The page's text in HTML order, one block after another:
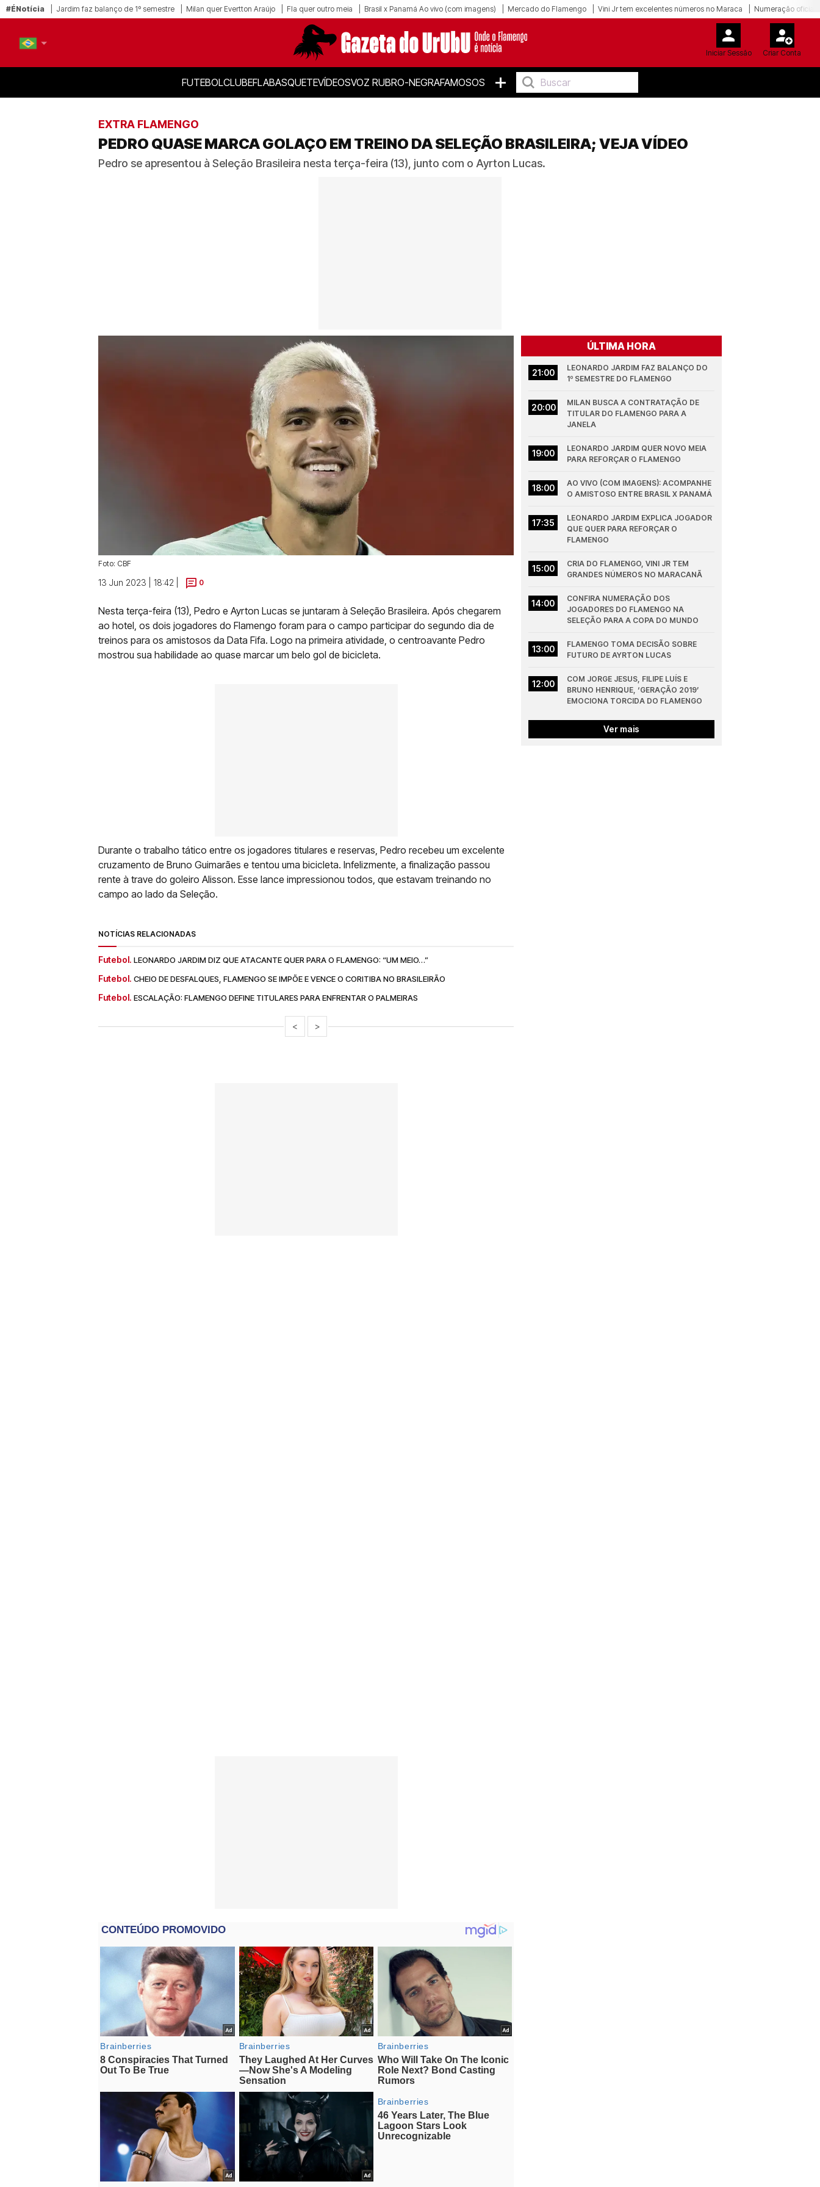
#ÉNotícia Jardim faz balanço de 1º semestre Milan quer Evertton Araújo Fla quer outro meia Brasil x Panamá Ao vivo (com imagens) Mercado do Flamengo Vini Jr tem excelentes números no Maraca Numeração oficial
Iniciar Sessão Criar Conta
FUTEBOLCLUBEFLABASQUETEVÍDEOSVOZ RUBRO-NEGRAFAMOSOS +
EXTRA FLAMENGO
PEDRO QUASE MARCA GOLAÇO EM TREINO DA SELEÇÃO BRASILEIRA; VEJA VÍDEO
Pedro se apresentou à Seleção Brasileira nesta terça-feira (13), junto com o Ayrton Lucas.
Foto: CBF
13 Jun 2023 | 18:42 | 0
Nesta terça-feira (13), Pedro e Ayrton Lucas se juntaram à Seleção Brasileira. Após chegarem
ao hotel, os dois jogadores do Flamengo foram para o campo participar do segundo dia de
treinos para os amistosos da Data Fifa. Logo na primeira atividade, o centroavante Pedro
mostrou sua habilidade ao quase marcar um belo gol de bicicleta.
Durante o trabalho tático entre os jogadores titulares e reservas, Pedro recebeu um excelente
cruzamento de Bruno Guimarães e tentou uma bicicleta. Infelizmente, a finalização passou
rente à trave do goleiro Alisson. Esse lance impressionou todos, que estavam treinando no
campo ao lado da Seleção.
NOTÍCIAS RELACIONADAS
Futebol. LEONARDO JARDIM DIZ QUE ATACANTE QUER PARA O FLAMENGO: “UM MEIO…”
Futebol. CHEIO DE DESFALQUES, FLAMENGO SE IMPÕE E VENCE O CORITIBA NO BRASILEIRÃO
Futebol. ESCALAÇÃO: FLAMENGO DEFINE TITULARES PARA ENFRENTAR O PALMEIRAS
< >
ÚLTIMA HORA
21:00
LEONARDO JARDIM FAZ BALANÇO DO
1º SEMESTRE DO FLAMENGO
20:00
MILAN BUSCA A CONTRATAÇÃO DE
TITULAR DO FLAMENGO PARA A
JANELA
19:00
LEONARDO JARDIM QUER NOVO MEIA
PARA REFORÇAR O FLAMENGO
18:00
AO VIVO (COM IMAGENS): ACOMPANHE
O AMISTOSO ENTRE BRASIL X PANAMÁ
17:35
LEONARDO JARDIM EXPLICA JOGADOR
QUE QUER PARA REFORÇAR O
FLAMENGO
15:00
CRIA DO FLAMENGO, VINI JR TEM
GRANDES NÚMEROS NO MARACANÃ
14:00
CONFIRA NUMERAÇÃO DOS
JOGADORES DO FLAMENGO NA
SELEÇÃO PARA A COPA DO MUNDO
13:00
FLAMENGO TOMA DECISÃO SOBRE
FUTURO DE AYRTON LUCAS
12:00
COM JORGE JESUS, FILIPE LUÍS E
BRUNO HENRIQUE, ‘GERAÇÃO 2019’
EMOCIONA TORCIDA DO FLAMENGO
Ver mais